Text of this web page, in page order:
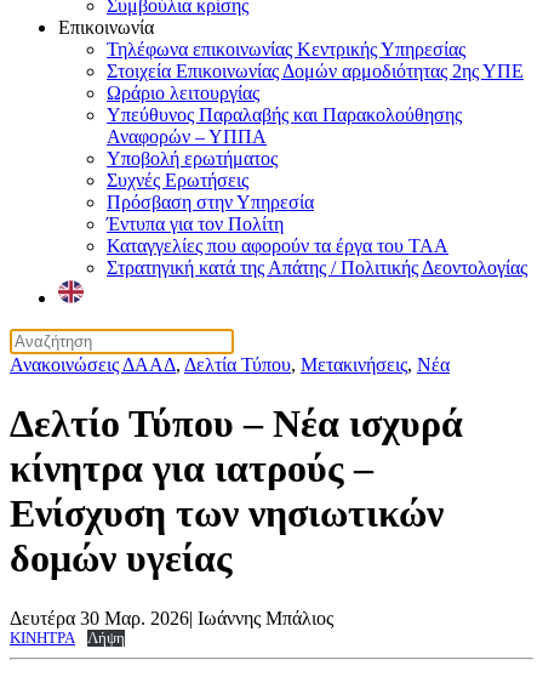
Συμβούλια κρίσης
Επικοινωνία
Τηλέφωνα επικοινωνίας Κεντρικής Υπηρεσίας
Στοιχεία Επικοινωνίας Δομών αρμοδιότητας 2ης ΥΠΕ
Ωράριο λειτουργίας
Υπεύθυνος Παραλαβής και Παρακολούθησης
Αναφορών – ΥΠΠΑ
Υποβολή ερωτήματος
Συχνές Ερωτήσεις
Πρόσβαση στην Υπηρεσία
Έντυπα για τον Πολίτη
Καταγγελίες που αφορούν τα έργα του ΤΑΑ
Στρατηγική κατά της Απάτης / Πολιτικής Δεοντολογίας
Ανακοινώσεις ΔΑΑΔ, Δελτία Τύπου, Μετακινήσεις, Νέα
Δελτίο Τύπου – Νέα ισχυρά
κίνητρα για ιατρούς –
Ενίσχυση των νησιωτικών
δομών υγείας
Δευτέρα 30 Μαρ. 2026| Ιωάννης Μπάλιος
ΚΙΝΗΤΡΑ Λήψη